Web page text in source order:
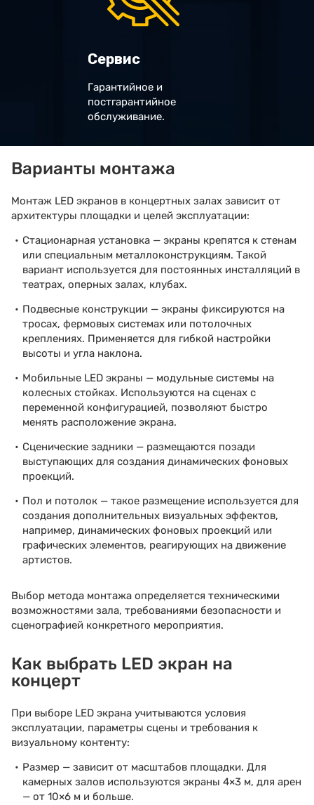
Сервис
Гарантийное и
постгарантийное
обслуживание.
Варианты монтажа
Монтаж LED экранов в концертных залах зависит от
архитектуры площадки и целей эксплуатации:
Стационарная установка — экраны крепятся к стенам
или специальным металлоконструкциям. Такой
вариант используется для постоянных инсталляций в
театрах, оперных залах, клубах.
Подвесные конструкции — экраны фиксируются на
тросах, фермовых системах или потолочных
креплениях. Применяется для гибкой настройки
высоты и угла наклона.
Мобильные LED экраны — модульные системы на
колесных стойках. Используются на сценах с
переменной конфигурацией, позволяют быстро
менять расположение экрана.
Сценические задники — размещаются позади
выступающих для создания динамических фоновых
проекций.
Пол и потолок — такое размещение используется для
создания дополнительных визуальных эффектов,
например, динамических фоновых проекций или
графических элементов, реагирующих на движение
артистов.
Выбор метода монтажа определяется техническими
возможностями зала, требованиями безопасности и
сценографией конкретного мероприятия.
Как выбрать LED экран на
концерт
При выборе LED экрана учитываются условия
эксплуатации, параметры сцены и требования к
визуальному контенту:
Размер — зависит от масштабов площадки. Для
камерных залов используются экраны 4×3 м, для арен
— от 10×6 м и больше.